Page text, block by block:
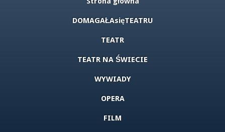
DOMAGAŁAsięTEATRU
TEATR
TEATR NA ŚWIECIE
WYWIADY
OPERA
FILM